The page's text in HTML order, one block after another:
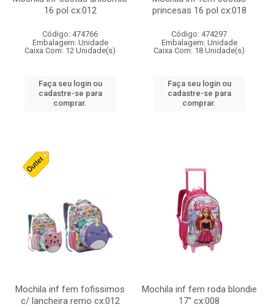
16 pol cx:012
Código: 474766
Embalagem: Unidade
Caixa Com: 12 Unidade(s)
Faça seu login ou
cadastre-se para
comprar.
princesas 16 pol cx:018
Código: 474297
Embalagem: Unidade
Caixa Com: 18 Unidade(s)
Faça seu login ou
cadastre-se para
comprar.
Mochila inf fem fofissimos
c/ lancheira remo cx:012
Mochila inf fem roda blondie
17" cx:008